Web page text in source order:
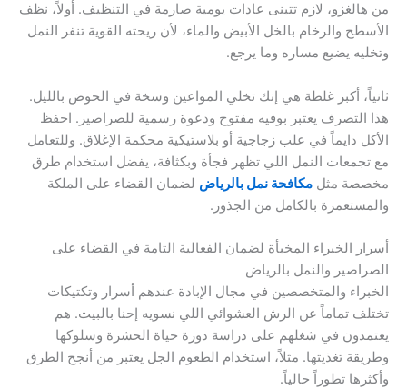
من هالغزو، لازم تتبنى عادات يومية صارمة في التنظيف. أولاً، نظف
الأسطح والرخام بالخل الأبيض والماء، لأن ريحته القوية تنفر النمل
وتخليه يضيع مساره وما يرجع.
ثانياً، أكبر غلطة هي إنك تخلي المواعين وسخة في الحوض بالليل.
هذا التصرف يعتبر بوفيه مفتوح ودعوة رسمية للصراصير. احفظ
الأكل دايماً في علب زجاجية أو بلاستيكية محكمة الإغلاق. وللتعامل
مع تجمعات النمل اللي تظهر فجأة وبكثافة، يفضل استخدام طرق
مخصصة مثل مكافحة نمل بالرياض لضمان القضاء على الملكة
والمستعمرة بالكامل من الجذور.
أسرار الخبراء المخبأة لضمان الفعالية التامة في القضاء على
الصراصير والنمل بالرياض
الخبراء والمتخصصين في مجال الإبادة عندهم أسرار وتكتيكات
تختلف تماماً عن الرش العشوائي اللي نسويه إحنا بالبيت. هم
يعتمدون في شغلهم على دراسة دورة حياة الحشرة وسلوكها
وطريقة تغذيتها. مثلاً، استخدام الطعوم الجل يعتبر من أنجح الطرق
وأكثرها تطوراً حالياً.